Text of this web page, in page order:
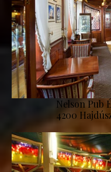
Nelson Pub
4200